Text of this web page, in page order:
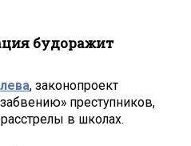
будоражит
, законопроект
преступников,
в школах.